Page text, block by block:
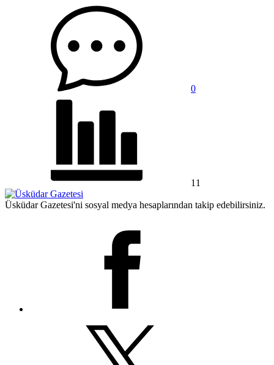
0
11
Üsküdar Gazetesi'ni sosyal medya hesaplarından takip edebilirsiniz.